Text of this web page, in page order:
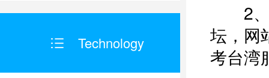
Technology
2、
坛，网
考台湾